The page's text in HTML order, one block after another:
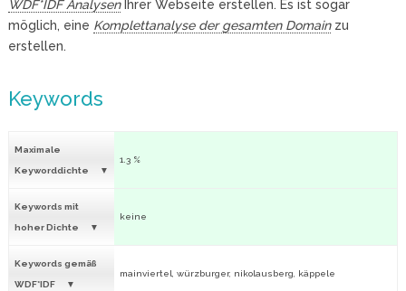
WDF*IDF AnalysenIhrer Webseite erstellen. Es ist sogar
möglich, eine Komplettanalyse der gesamten Domainzu
erstellen.
Keywords
Maximale
Keyworddichte
1.3 %
Keywords mit
hoher Dichte
keine
Keywords gemäß
WDF*IDF
mainviertel, würzburger, nikolausberg, käppele